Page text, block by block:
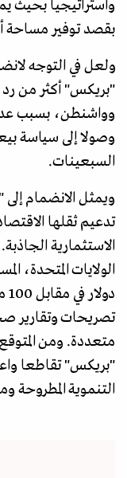
واستراتيجيا بحيث
بقصد توفير مساحة
ولعل في التوجه
"بريكس" أكثر من رد
وواشنطن، بسبب عدم
وصولا إلى سياسة
السبعينات.
ويمثل الانضمام
تدعيم ثقلها
الاستثمارية
تصريحات وتقارير
متعددة. ومن
"بريكس" تقاطعا
التنموية المطروحة